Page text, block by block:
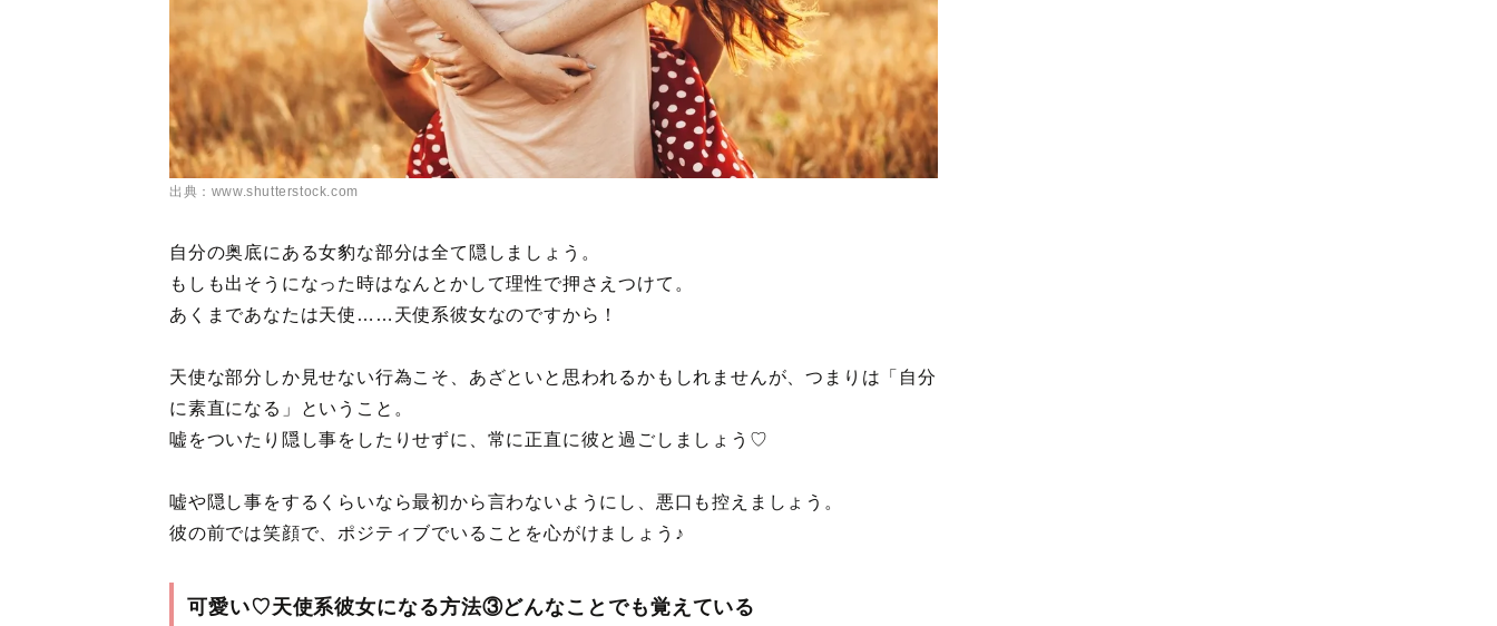
出典：www.shutterstock.com
自分の奥底にある女豹な部分は全て隠しましょう。
もしも出そうになった時はなんとかして理性で押さえつけて。
あくまであなたは天使……天使系彼女なのですから！
天使な部分しか見せない行為こそ、あざといと思われるかもしれませんが、つまりは「自分
に素直になる」ということ。
嘘をついたり隠し事をしたりせずに、常に正直に彼と過ごしましょう♡
嘘や隠し事をするくらいなら最初から言わないようにし、悪口も控えましょう。
彼の前では笑顔で、ポジティブでいることを心がけましょう♪
可愛い♡天使系彼女になる方法③どんなことでも覚えている